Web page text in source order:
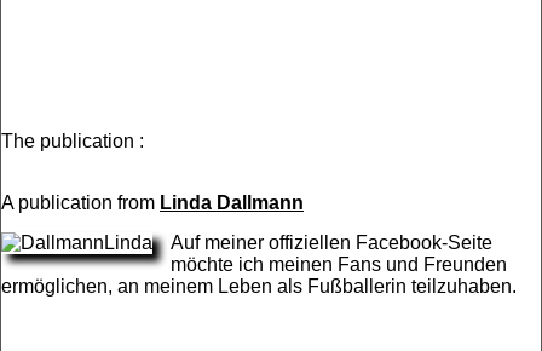
The publication :
A publication from Linda Dallmann
Auf meiner offiziellen Facebook-Seite
möchte ich meinen Fans und Freunden
ermöglichen, an meinem Leben als Fußballerin teilzuhaben.